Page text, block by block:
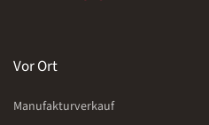
Vor Ort
Manufakturverkauf